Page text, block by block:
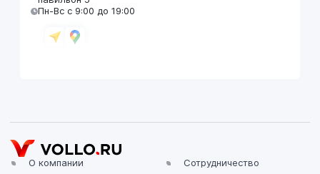
Пн-Вс с 9:00 до 19:00
О компании
Сотрудничество